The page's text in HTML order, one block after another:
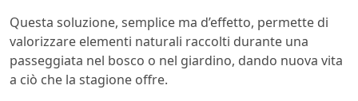
Questa soluzione, semplice ma d’effetto, permette di
valorizzare elementi naturali raccolti durante una
passeggiata nel bosco o nel giardino, dando nuova vita
a ciò che la stagione offre.